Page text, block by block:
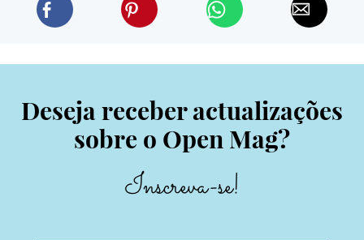
Deseja receber actualizações
sobre o Open Mag?
Inscreva-se!